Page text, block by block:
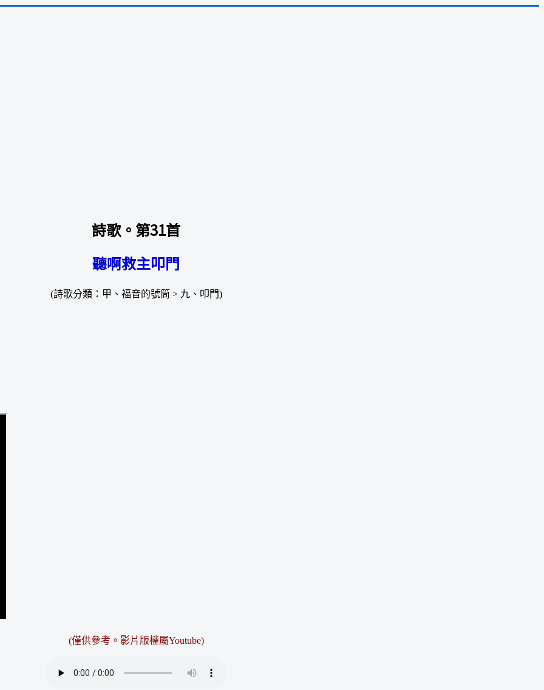
詩歌。第31首
聽啊救主叩門
(詩歌分類：甲、福音的號筒 > 九、叩門)
(僅供參考。 影片版權屬Youtube)